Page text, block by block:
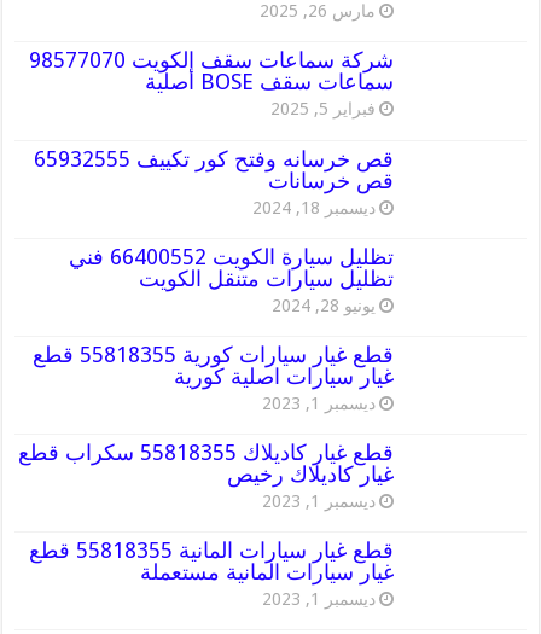
مارس 26, 2025
شركة سماعات سقف الكويت 98577070
سماعات سقف BOSE أصلية
فبراير 5, 2025
قص خرسانه وفتح كور تكييف 65932555
قص خرسانات
ديسمبر 18, 2024
تظليل سيارة الكويت 66400552 فني
تظليل سيارات متنقل الكويت
يونيو 28, 2024
قطع غيار سيارات كورية 55818355 قطع
غيار سيارات اصلية كورية
ديسمبر 1, 2023
قطع غيار كاديلاك 55818355 سكراب قطع
غيار كاديلاك رخيص
ديسمبر 1, 2023
قطع غيار سيارات المانية 55818355 قطع
غيار سيارات المانية مستعملة
ديسمبر 1, 2023